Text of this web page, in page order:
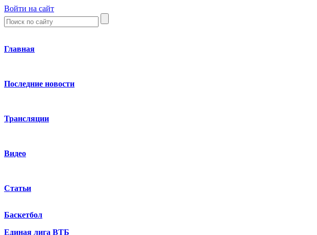
Войти на сайт
Главная
Последние новости
Трансляции
Видео
Статьи
Баскетбол
Единая лига ВТБ